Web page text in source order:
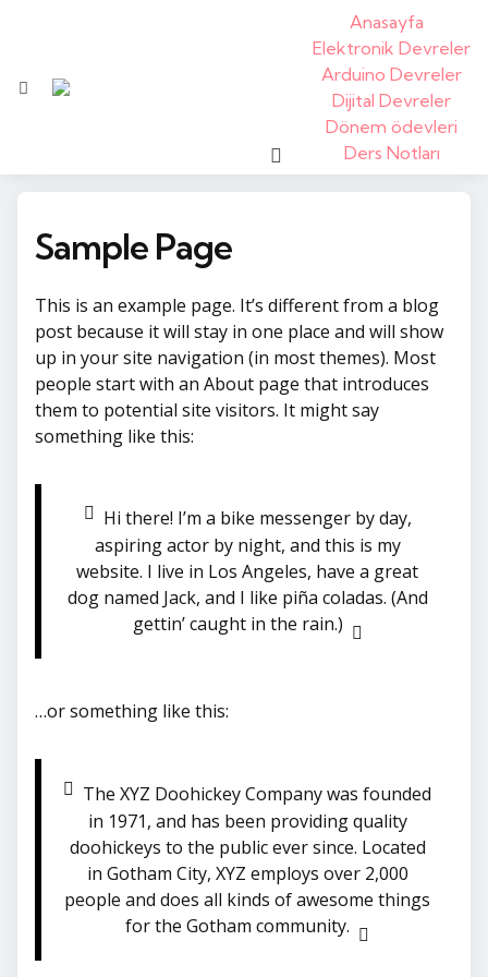
Menü
Anasayfa
Elektronik Devreler
Arduino Devreler
Dijital Devreler
Dönem ödevleri
Ders Notları
Sample Page
This is an example page. It’s different from a blog
post because it will stay in one place and will show
up in your site navigation (in most themes). Most
people start with an About page that introduces
them to potential site visitors. It might say
something like this:
Hi there! I’m a bike messenger by day,
aspiring actor by night, and this is my
website. I live in Los Angeles, have a great
dog named Jack, and I like piña coladas. (And
gettin’ caught in the rain.)
…or something like this:
The XYZ Doohickey Company was founded
in 1971, and has been providing quality
doohickeys to the public ever since. Located
in Gotham City, XYZ employs over 2,000
people and does all kinds of awesome things
for the Gotham community.